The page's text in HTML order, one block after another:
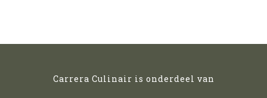
Carrera Culinair is onderdeel van